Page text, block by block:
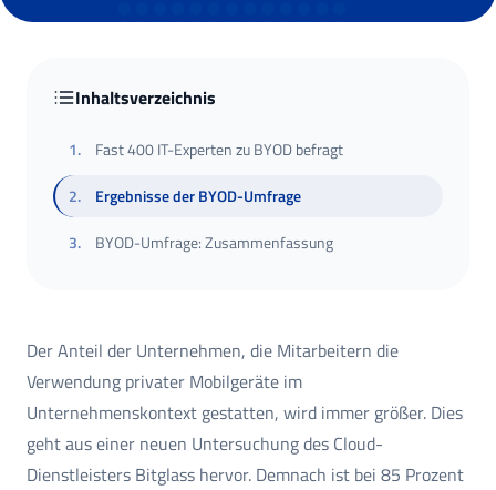
Inhaltsverzeichnis
1.
Fast 400 IT-Experten zu BYOD befragt
2.
Ergebnisse der BYOD-Umfrage
3. BYOD-Umfrage: Zusammenfassung
Der Anteil der Unternehmen, die Mitarbeitern die
Verwendung privater Mobilgeräte im
Unternehmenskontext gestatten, wird immer größer. Dies
geht aus einer neuen Untersuchung des Cloud-
Dienstleisters Bitglass hervor. Demnach ist bei 85 Prozent